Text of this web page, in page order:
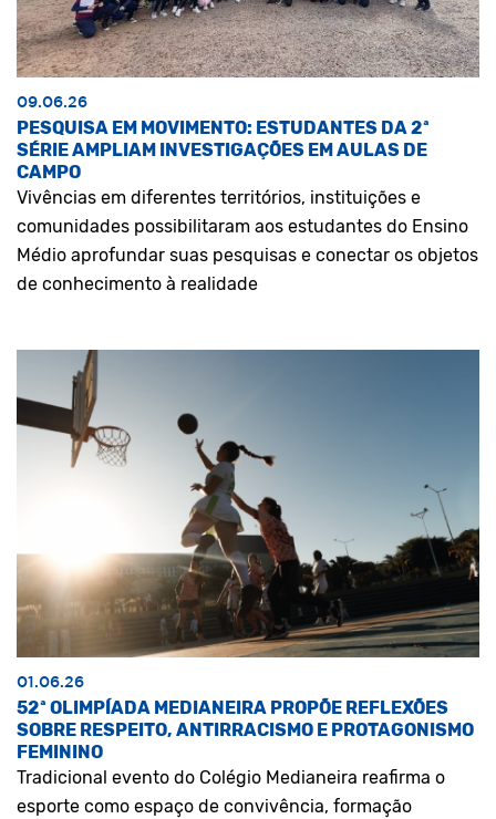
09.06.26
PESQUISA EM MOVIMENTO: ESTUDANTES DA 2ª
SÉRIE AMPLIAM INVESTIGAÇÕES EM AULAS DE
CAMPO
Vivências em diferentes territórios, instituições e
comunidades possibilitaram aos estudantes do Ensino
Médio aprofundar suas pesquisas e conectar os objetos
de conhecimento à realidade
01.06.26
52ª OLIMPÍADA MEDIANEIRA PROPÕE REFLEXÕES
SOBRE RESPEITO, ANTIRRACISMO E PROTAGONISMO
FEMININO
Tradicional evento do Colégio Medianeira reafirma o
esporte como espaço de convivência, formação